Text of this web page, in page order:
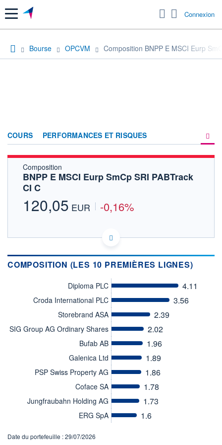
Menu Connexion
Bourse OPCVM Composition BNPP E MSCI Eurp
COURS PERFORMANCES ET RISQUES
FORUM
Composition
BNPP E MSCI Eurp SmCp SRI PABTrack
CI C
120,05 EUR -0,16%
LU1291101043 - BNP Paribas Asset Management
OPCVM DERNIER COURS CONNU AU 05/08/2026
Consulter le prospectus / DIC
CATÉGORIE MORNINGSTAR
Actions Europe Petites
FONDS PARTENAIRES
PEA PEA-PME BOURSOVIE LUX
COMPOSITION (LES 10 PREMIÈRES LIGNES)
Diploma PLC 4.11
Croda International PLC 3.56
Storebrand ASA 2.39
SIG Group AG Ordinary Shares 2.02
Bufab AB 1.96
Galenica Ltd 1.89
PSP Swiss Property AG 1.86
Coface SA 1.78
Jungfraubahn Holding AG 1.73
ERG SpA 1.6
Date du portefeuille : 29/07/2026